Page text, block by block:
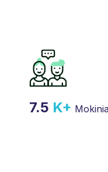
7.5 K+